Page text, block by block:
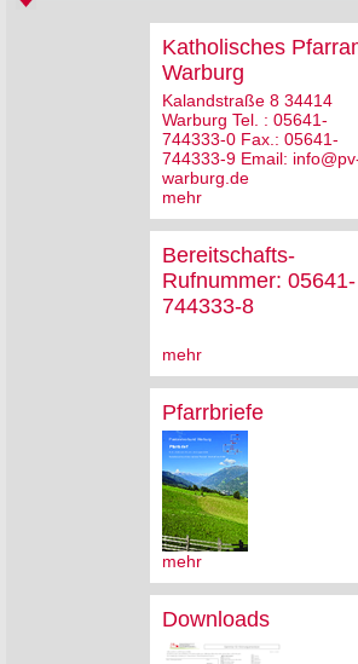
Katholisches
Warburg
Kalandstraße 8 34414
Warburg Tel. : 05641-
744333-0 Fax.: 05641-
744333-9 Email:
warburg.de
mehr
Bereitschafts-
Rufnummer: 05641-
744333-8
mehr
Pfarrbriefe
mehr
Downloads